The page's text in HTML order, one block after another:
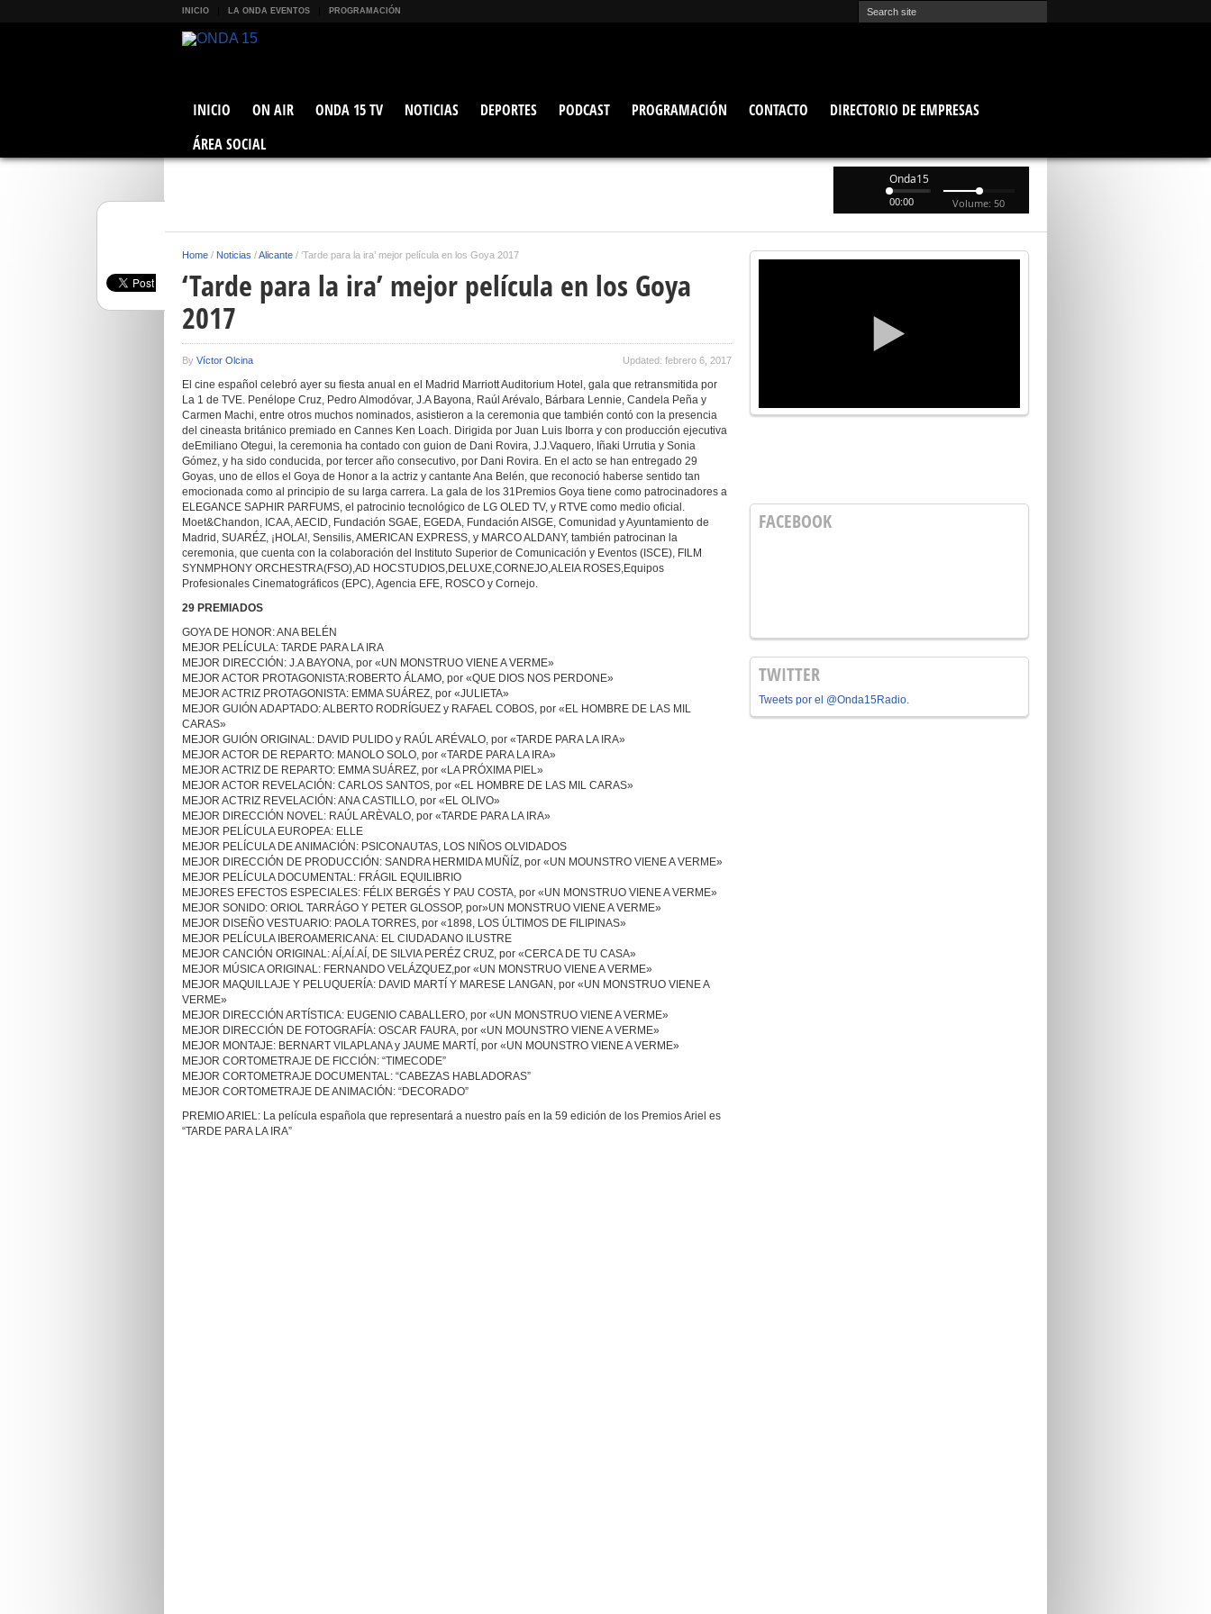
INICIO LA ONDA EVENTOS PROGRAMACIÓN
INICIO ON AIR ONDA 15 TV NOTICIAS DEPORTES PODCAST PROGRAMACIÓN CONTACTO
DIRECTORIO DE EMPRESAS
ÁREA SOCIAL
Onda15
00:00 Volume: 50
Home / Noticias /Alicante / ‘Tarde para la ira’ mejor película en los Goya 2017
‘Tarde para la ira’ mejor película en los Goya
2017
By Víctor Olcina Updated: febrero 6, 2017
El cine español celebró ayer su fiesta anual en el Madrid Marriott Auditorium Hotel, gala que retransmitida por
La 1 de TVE. Penélope Cruz, Pedro Almodóvar, J.A Bayona, Raúl Arévalo, Bárbara Lennie, Candela Peña y
Carmen Machi, entre otros muchos nominados, asistieron a la ceremonia que también contó con la presencia
del cineasta británico premiado en Cannes Ken Loach. Dirigida por Juan Luis Iborra y con producción ejecutiva
deEmiliano Otegui, la ceremonia ha contado con guion de Dani Rovira, J.J.Vaquero, Iñaki Urrutia y Sonia
Gómez, y ha sido conducida, por tercer año consecutivo, por Dani Rovira. En el acto se han entregado 29
Goyas, uno de ellos el Goya de Honor a la actriz y cantante Ana Belén, que reconoció haberse sentido tan
emocionada como al principio de su larga carrera. La gala de los 31Premios Goya tiene como patrocinadores a
ELEGANCE SAPHIR PARFUMS, el patrocinio tecnológico de LG OLED TV, y RTVE como medio oficial.
Moet&Chandon, ICAA, AECID, Fundación SGAE, EGEDA, Fundación AISGE, Comunidad y Ayuntamiento de
Madrid, SUARÉZ, ¡HOLA!, Sensilis, AMERICAN EXPRESS, y MARCO ALDANY, también patrocinan la
ceremonia, que cuenta con la colaboración del Instituto Superior de Comunicación y Eventos (ISCE), FILM
SYNMPHONY ORCHESTRA(FSO),AD HOCSTUDIOS,DELUXE,CORNEJO,ALEIA ROSES,Equipos
Profesionales Cinematográficos (EPC), Agencia EFE, ROSCO y Cornejo.
29 PREMIADOS
GOYA DE HONOR: ANA BELÉN
MEJOR PELÍCULA: TARDE PARA LA IRA
MEJOR DIRECCIÓN: J.A BAYONA, por «UN MONSTRUO VIENE A VERME»
MEJOR ACTOR PROTAGONISTA:ROBERTO ÁLAMO, por «QUE DIOS NOS PERDONE»
MEJOR ACTRIZ PROTAGONISTA: EMMA SUÁREZ, por «JULIETA»
MEJOR GUIÓN ADAPTADO: ALBERTO RODRÍGUEZ y RAFAEL COBOS, por «EL HOMBRE DE LAS MIL
CARAS»
MEJOR GUIÓN ORIGINAL: DAVID PULIDO y RAÚL ARÉVALO, por «TARDE PARA LA IRA»
MEJOR ACTOR DE REPARTO: MANOLO SOLO, por «TARDE PARA LA IRA»
MEJOR ACTRIZ DE REPARTO: EMMA SUÁREZ, por «LA PRÓXIMA PIEL»
MEJOR ACTOR REVELACIÓN: CARLOS SANTOS, por «EL HOMBRE DE LAS MIL CARAS»
MEJOR ACTRIZ REVELACIÓN: ANA CASTILLO, por «EL OLIVO»
MEJOR DIRECCIÓN NOVEL: RAÚL ARÈVALO, por «TARDE PARA LA IRA»
MEJOR PELÍCULA EUROPEA: ELLE
MEJOR PELÍCULA DE ANIMACIÓN: PSICONAUTAS, LOS NIÑOS OLVIDADOS
MEJOR DIRECCIÓN DE PRODUCCIÓN: SANDRA HERMIDA MUÑÍZ, por «UN MOUNSTRO VIENE A VERME»
MEJOR PELÍCULA DOCUMENTAL: FRÁGIL EQUILIBRIO
MEJORES EFECTOS ESPECIALES: FÉLIX BERGÉS Y PAU COSTA, por «UN MONSTRUO VIENE A VERME»
MEJOR SONIDO: ORIOL TARRÁGO Y PETER GLOSSOP, por»UN MONSTRUO VIENE A VERME»
MEJOR DISEÑO VESTUARIO: PAOLA TORRES, por «1898, LOS ÚLTIMOS DE FILIPINAS»
MEJOR PELÍCULA IBEROAMERICANA: EL CIUDADANO ILUSTRE
MEJOR CANCIÓN ORIGINAL: AÍ,AÍ.AÍ, DE SILVIA PERÉZ CRUZ, por «CERCA DE TU CASA»
MEJOR MÚSICA ORIGINAL: FERNANDO VELÁZQUEZ,por «UN MONSTRUO VIENE A VERME»
MEJOR MAQUILLAJE Y PELUQUERÍA: DAVID MARTÍ Y MARESE LANGAN, por «UN MONSTRUO VIENE A
VERME»
MEJOR DIRECCIÓN ARTÍSTICA: EUGENIO CABALLERO, por «UN MONSTRUO VIENE A VERME»
MEJOR DIRECCIÓN DE FOTOGRAFÍA: OSCAR FAURA, por «UN MOUNSTRO VIENE A VERME»
MEJOR MONTAJE: BERNART VILAPLANA y JAUME MARTÍ, por «UN MOUNSTRO VIENE A VERME»
MEJOR CORTOMETRAJE DE FICCIÓN: “TIMECODE”
MEJOR CORTOMETRAJE DOCUMENTAL: “CABEZAS HABLADORAS”
MEJOR CORTOMETRAJE DE ANIMACIÓN: “DECORADO”
PREMIO ARIEL: La película española que representará a nuestro país en la 59 edición de los Premios Ariel es
“TARDE PARA LA IRA”
FACEBOOK
TWITTER
Tweets por el @Onda15Radio.